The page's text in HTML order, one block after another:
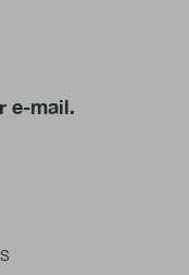
e-mail.